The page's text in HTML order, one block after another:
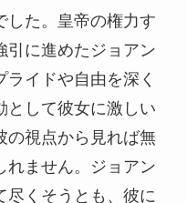
した。皇帝の権力す
引に進めたジョアン
イドや自由を深く
として彼女に激しい
の視点から見れば無
れません。ジョアン
尽くそうとも、彼に